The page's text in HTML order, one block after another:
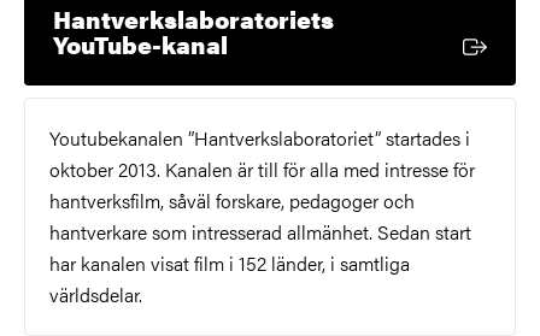
Hantverkslaboratoriets
YouTube-kanal
Youtubekanalen ”Hantverkslaboratoriet” startades i
oktober 2013. Kanalen är till för alla med intresse för
hantverksfilm, såväl forskare, pedagoger och
hantverkare som intresserad allmänhet. Sedan start
har kanalen visat film i 152 länder, i samtliga
världsdelar.